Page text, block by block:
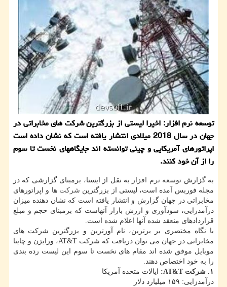
توسعه نرم افزار: اخیرا لیستی از بزرگترین شركت های مخابراتی در
جهان در سال 2018 میلادی انتشار یافته است كه نشان داده است
اپراتورهای آمریكایی و چینی توانسته اند جایگاههای نخست تا سوم
را از آن خود كنند.
به گزارش توسعه نرم افزار به نقل از ایسنا، برمبنای گزارشی كه در
مجله فوربس آمده است، لیستی از بزرگترین شركت ها و اپراتورهای
مخابراتی در جهان گزارش و انتشار یافته است كه نشان دهنده میزان
درآمدزایی، سودآوری و ارزش بازار آنهاست كه برمبنای حجم و مبلغ
قراردادهای منعقد شده آنها اعلام شده است.
با نگاه مختصری بر برترین، نام آورترین و بزرگترین شركت های
مخابراتی در جهان می توان دریافت كه شركت AT&T، ورایزن و چاینا
موبایل موفق شده اند مقام های نخست تا سوم این لیست رده بندی
را به خود اختصاص دهند.
۱. شركت AT&T:
ایالات متحده آمریكا
درآمدزایی: ۱۵۹ میلیارد دلار